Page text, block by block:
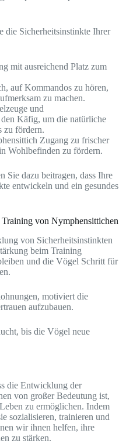
die Sicherheitsinstinkte Ihrer
mit ausreichend Platz zum
auf Kommandos zu hören,
zu machen.
und
Käfig, um die natürliche
zu fördern.
Zugang zu frischer
Wohlbefinden zu fördern.
Sie dazu beitragen, dass Ihre
entwickeln und ein gesundes
von Nymphensittichen
von Sicherheitsinstinkten
beim Training
und die Vögel Schritt für
motiviert die
aufzubauen.
bis die Vögel neue
die Entwicklung der
von großer Bedeutung ist,
zu ermöglichen. Indem
sozialisieren, trainieren und
wir ihnen helfen, ihre
zu stärken.